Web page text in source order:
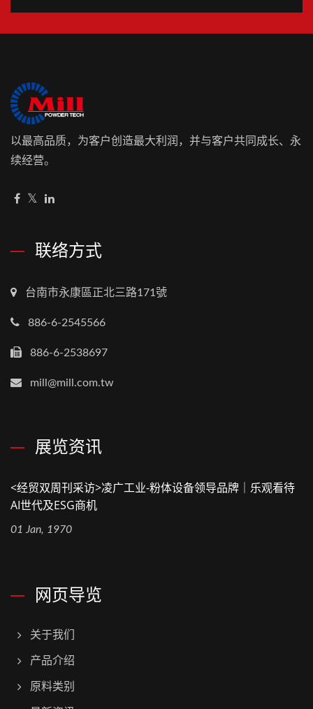
以最高品质，为客户创造最大利润，并与客户共同成长、永
续经营。
联络方式
台南市永康區正北三路171號
886-6-2545566
886-6-2538697
mill@mill.com.tw
展览资讯
<经贸双周刊采访>凌广工业-粉体设备领导品牌｜乐观看待
AI世代及ESG商机
01 Jan, 1970
网页导览
关于我们
产品介绍
原料类别